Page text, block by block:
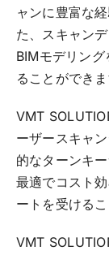
ャンに豊富な
た、スキャン
BIMモデリン
ることができま
VMT
ーザースキャ
的なターンキ
最適でコスト
ートを受けるこ
VMT